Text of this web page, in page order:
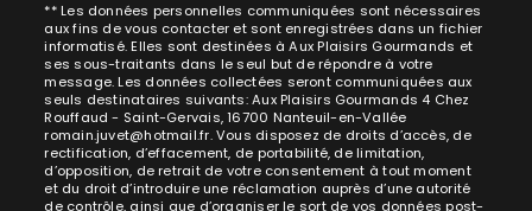
** Les données personnelles communiquées sont nécessaires
aux fins de vous contacter et sont enregistrées dans un fichier
informatisé. Elles sont destinées à Aux Plaisirs Gourmands et
ses sous-traitants dans le seul but de répondre à votre
message. Les données collectées seront communiquées aux
seuls destinataires suivants: Aux Plaisirs Gourmands 4 Chez
Rouffaud - Saint-Gervais, 16700 Nanteuil-en-Vallée
romain.juvet@hotmail.fr. Vous disposez de droits d’accès, de
rectification, d’effacement, de portabilité, de limitation,
d’opposition, de retrait de votre consentement à tout moment
et du droit d’introduire une réclamation auprès d’une autorité
de contrôle, ainsi que d’organiser le sort de vos données post-